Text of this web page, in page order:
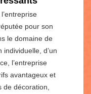
pour son
le domaine de
individuelle, d’un
l’entreprise
avantageux et
décoration,